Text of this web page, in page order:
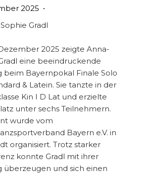
2025
2025 zeigte Anna-
eine beeindruckende
beim Bayernpokal Finale Solo
& Latein. Sie tanzte in der
Kin I D Lat und erzielte
unter sechs Teilnehmern.
wurde vom
Bayern e.V. in
organisiert. Trotz starker
konnte Gradl mit ihrer
überzeugen und sich einen